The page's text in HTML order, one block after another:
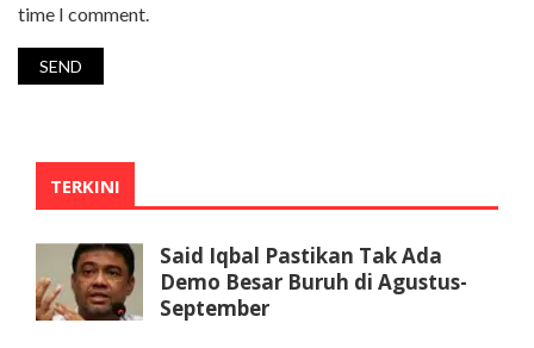
time I comment.
TERKINI
Said Iqbal Pastikan Tak Ada
Demo Besar Buruh di Agustus-
September